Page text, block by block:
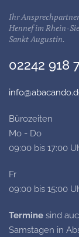
Ihr
Hennef im Rhein-
Sankt Augustin.
02242 918
Bürozeiten
Mo - Do
09:00 bis 17:00
Fr
09:00 bis 15:00
Termine sind
Samstagen in